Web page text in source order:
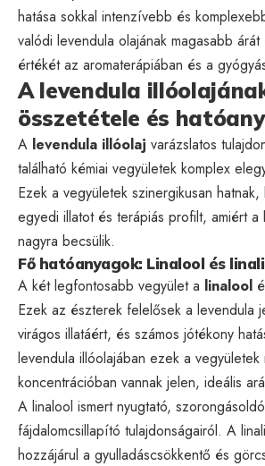
hatása sokkal intenzívebb és
valódi levendula olajának magasabb
értékét az aromaterápiában és a
A levendula
összetétele és
A levendula illóolaj varázslatos
található kémiai vegyületek komplex
Ezek a vegyületek szinergikusan
egyedi illatot és terápiás profilt, amiért a
nagyra becsülik.
Fő hatóanyagok: Linalool és
A két legfontosabb vegyület a linalool
Ezek az észterek felelősek a levendula
virágos illatáért, és számos jótékony
levendula illóolajában ezek a vegyületek
koncentrációban vannak jelen, ideális
A linalool ismert nyugtató,
fájdalomcsillapító tulajdonságairól. A
hozzájárul a gyulladáscsökkentő és